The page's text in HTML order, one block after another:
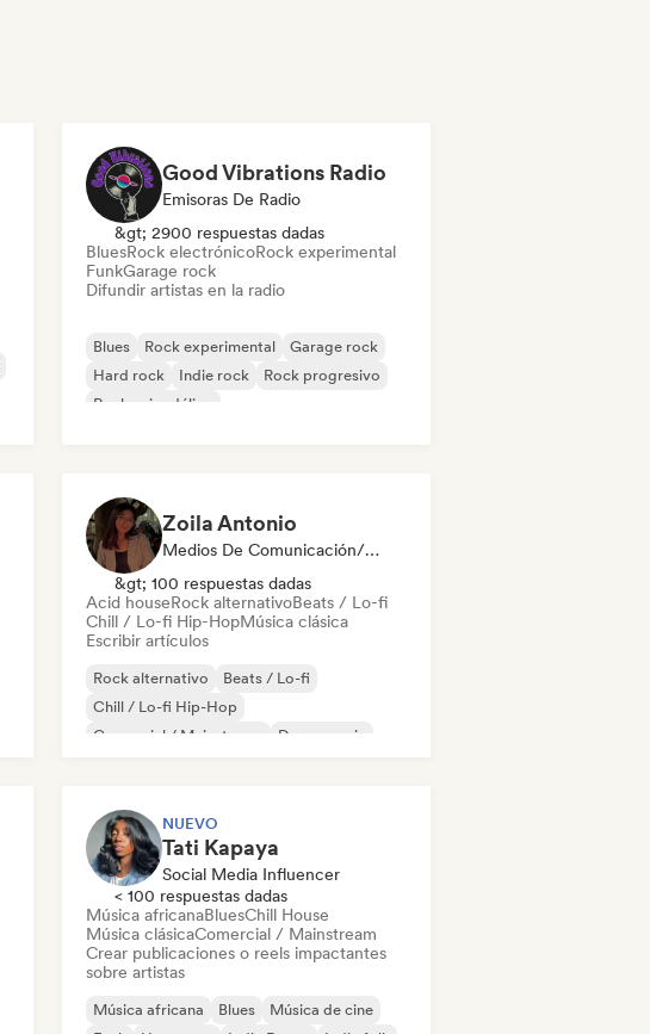
Good Vibrations Radio
Emisoras De Radio
&gt; 2900 respuestas dadas
BluesRock electrónicoRock experimental
FunkGarage rock
Difundir artistas en la radio
Blues Rock experimental
Garage rock
Hard rock
Indie rock
Rock progresivo
Rock psicodélico
Zoila Antonio
Medios De Comunicación/Periodista
&gt; 100 respuestas dadas
Acid houseRock alternativoBeats / Lo-fi
Chill / Lo-fi Hip-HopMúsica clásica
Escribir artículos
Rock alternativo
Beats / Lo-fi
Chill / Lo-fi Hip-Hop
Comercial / Mainstream
Dance music
NUEVO
Tati Kapaya
Social Media Influencer
< 100 respuestas dadas
Música africanaBluesChill House
Música clásicaComercial / Mainstream
Crear publicaciones o reels impactantes
sobre artistas
Música africana Blues
Música de cine